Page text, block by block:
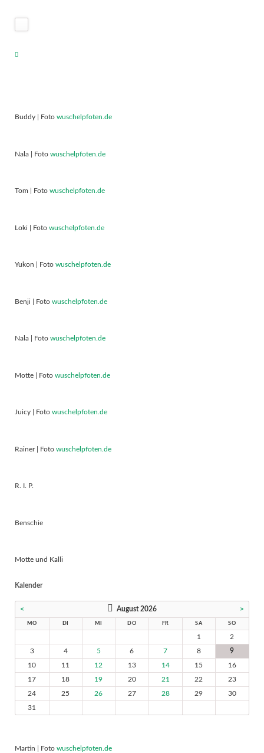
Buddy | Foto wuschelpfoten.de
Nala | Foto wuschelpfoten.de
Tom | Foto wuschelpfoten.de
Loki | Foto wuschelpfoten.de
Yukon | Foto wuschelpfoten.de
Benji | Foto wuschelpfoten.de
Nala | Foto wuschelpfoten.de
Motte | Foto wuschelpfoten.de
Juicy | Foto wuschelpfoten.de
Rainer | Foto wuschelpfoten.de
R. I. P.
Benschie
Motte und Kalli
Kalender
< August 2026 >
MO DI MI DO FR SA SO
1
2
3
4 5 6 7 8
9
10
11 12 13 14 15
16
17
18 19 20 21 22
23
24
25 26 27 28 29
30
31
Martin | Foto wuschelpfoten.de